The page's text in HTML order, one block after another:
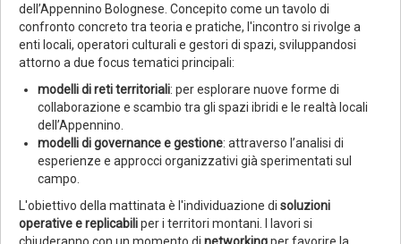
dell’Appennino Bolognese. Concepito come un tavolo di
confronto concreto tra teoria e pratiche, l'incontro si rivolge a
enti locali, operatori culturali e gestori di spazi, sviluppandosi
attorno a due focus tematici principali:
modelli di reti territoriali: per esplorare nuove forme di
collaborazione e scambio tra gli spazi ibridi e le realtà locali
dell’Appennino.
modelli di governance e gestione: attraverso l’analisi di
esperienze e approcci organizzativi già sperimentati sul
campo.
L'obiettivo della mattinata è l'individuazione di soluzioni
operative e replicabiliper i territori montani. I lavori si